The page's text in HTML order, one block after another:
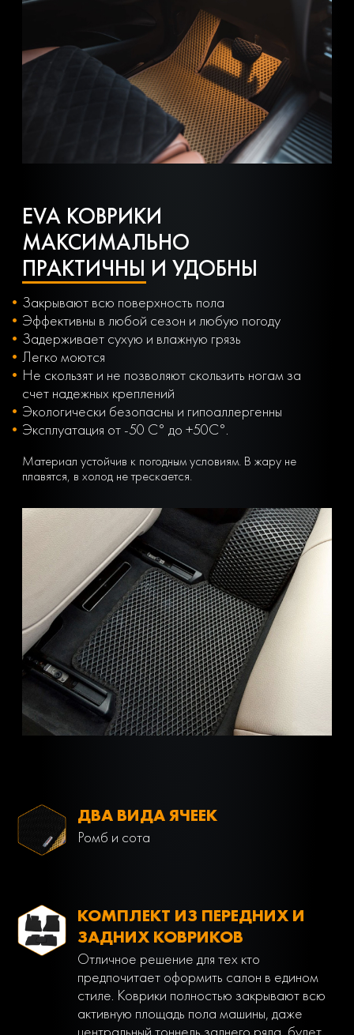
EVA КОВРИКИ
МАКСИМАЛЬНО
ПРАКТИЧНЫ И УДОБНЫ
Закрывают всю поверхность пола
Эффективны в любой сезон и любую погоду
Задерживает сухую и влажную грязь
Легко моются
Не скользят и не позволяют скользить ногам за
счет надежных креплений
Экологически безопасны и гипоаллергенны
Эксплуатация от -50 С° до +50С°.
Материал устойчив к погодным условиям. В жару не
плавятся, в холод не трескается.
ДВА ВИДА ЯЧЕЕК
Ромб и сота
КОМПЛЕКТ ИЗ ПЕРЕДНИХ И
ЗАДНИХ КОВРИКОВ
Отличное решение для тех кто
предпочитает оформить салон в едином
стиле. Коврики полностью закрывают всю
активную площадь пола машины, даже